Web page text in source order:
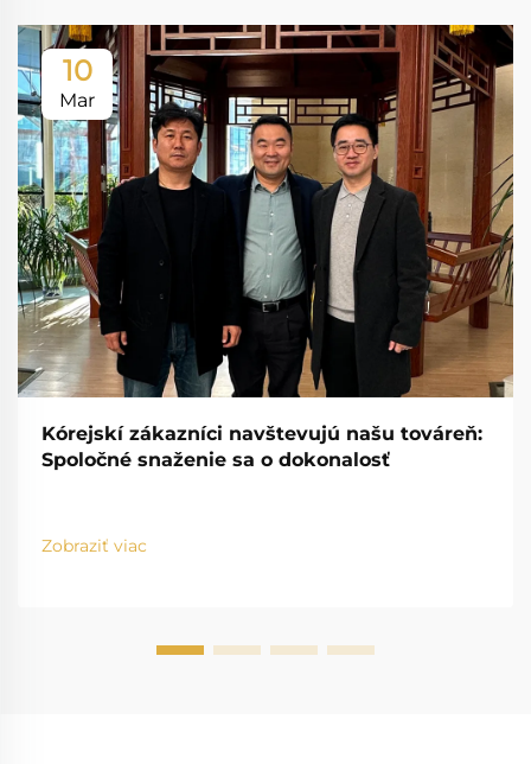
10
Mar
Kórejskí zákazníci navštevujú našu továreň:
Spoločné snaženie sa o dokonalosť
Zobraziť viac